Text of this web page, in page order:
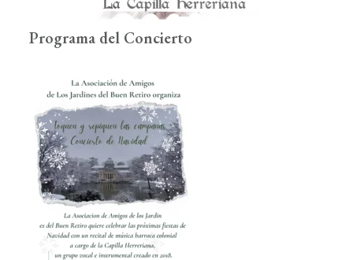
Programa del Concierto